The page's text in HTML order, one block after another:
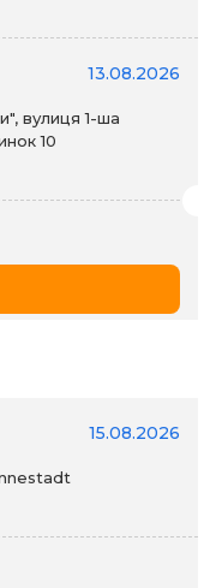
13.08.2026
вулиця 1-ша
10
15.08.2026